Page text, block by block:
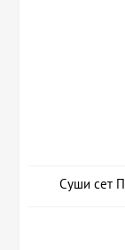
Суши сет